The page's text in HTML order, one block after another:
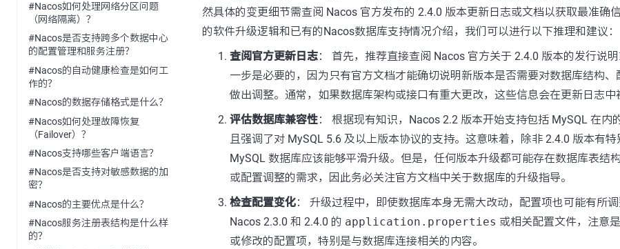
#Nacos如何处理网络分区问题
（网络隔离）？
#Nacos是否支持跨多个数据中心
的配置管理和服务注册？
#Nacos的自动健康检查是如何工
作的？
#Nacos的数据存储格式是什么？
#Nacos如何处理故障恢复
（Failover）？
#Nacos支持哪些客户端语言？
#Nacos是否支持对敏感数据的加
密？
#Nacos的主要优点是什么？
#Nacos服务注册表结构是什么样
的？
然具体的变更细节需查阅 Nacos 官方发布的 2.4.0 版本更新日志或文档以获取最准确
的软件升级逻辑和已有的Nacos数据库支持情况介绍，我们可以进行以下推理和建议：
查阅官方更新日志： 首先，推荐直接查阅 Nacos 官方关于 2.4.0 版本的发行说
一步是必要的，因为只有官方文档才能确切说明新版本是否需要对数据库结构、
做出调整。通常，如果数据库架构或接口有重大更改，这些信息会在更新日志中
评估数据库兼容性： 根据现有知识，Nacos 2.2 版本开始支持包括 MySQL 在内
且强调了对 MySQL 5.6 及以上版本协议的支持。这意味着，除非 2.4.0 版本有
MySQL 数据库应该能够平滑升级。但是，任何版本升级都可能存在数据库表结
或配置调整的需求，因此务必关注官方文档中关于数据库的升级指导。
检查配置变化： 升级过程中，即使数据库本身无需大改动，配置项也可能有所
Nacos 2.3.0 和 2.4.0 的 application.properties 或相关配置文件，注意
或修改的配置项，特别是与数据库连接相关的内容。